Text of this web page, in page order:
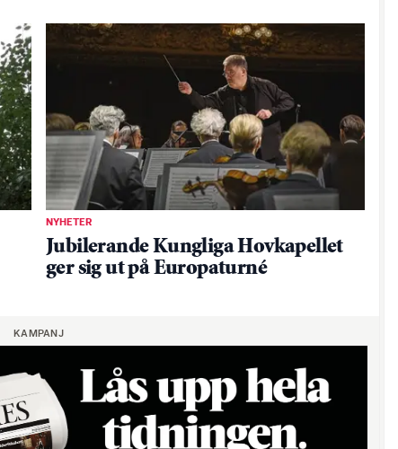
NYHETER
Jubilerande Kungliga Hovkapellet
ger sig ut på Europaturné
KAMPANJ